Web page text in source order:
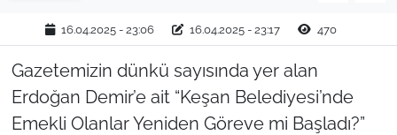
16.04.2025 - 23:06 16.04.2025 - 23:17 470
Gazetemizin dünkü sayısında yer alan
Erdoğan Demir’e ait “Keşan Belediyesi’nde
Emekli Olanlar Yeniden Göreve mi Başladı?”
EDİRNE
TEKİRDAĞ
KIRKLARELİ